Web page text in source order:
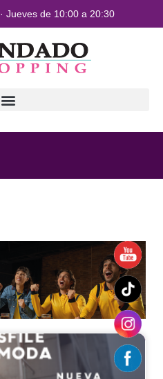
· Jueves de 10:00 a 20:30